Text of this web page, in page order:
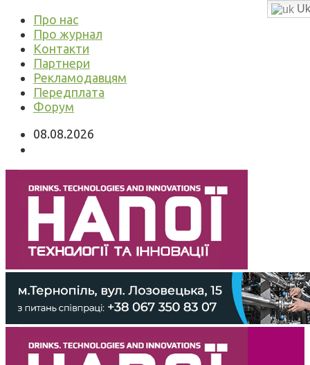
Про нас
Про журнал
Контакти
Партнери
Рекламодавцям
Передплата
Форум
08.08.2026